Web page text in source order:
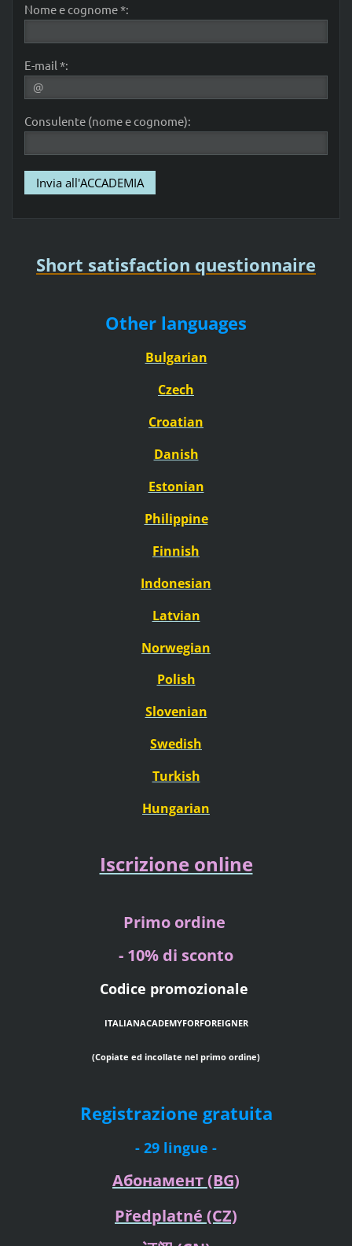
Nome e cognome *:
E-mail *:
Consulente (nome e cognome):
Short satisfaction questionnaire
Other languages
Bulgarian
Czech
Croatian
Danish
Estonian
Philippine
Finnish
Indonesian
Latvian
Norwegian
Polish
Slovenian
Swedish
Turkish
Hungarian
Iscrizione online
Primo ordine
- 10% di sconto
Codice promozionale
ITALIANACADEMYFORFOREIGNER
(Copiate ed incollate nel primo ordine)
Registrazione gratuita
- 29 lingue -
Абонамент(BG)
Předplatné (CZ)